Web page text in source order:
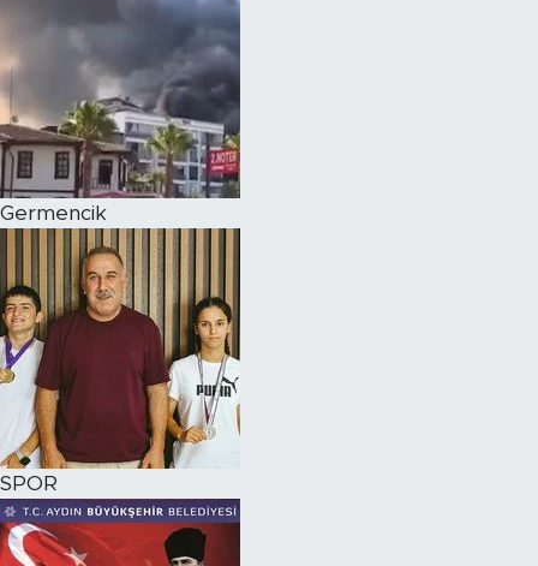
Germencik
SPOR